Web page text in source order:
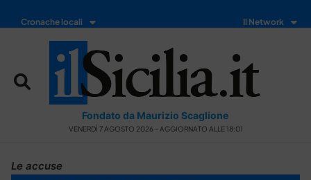
Cronache locali Il Network
Fondato da Maurizio Scaglione
VENERDÌ 7 AGOSTO 2026 - AGGIORNATO ALLE 18:01
Le accuse